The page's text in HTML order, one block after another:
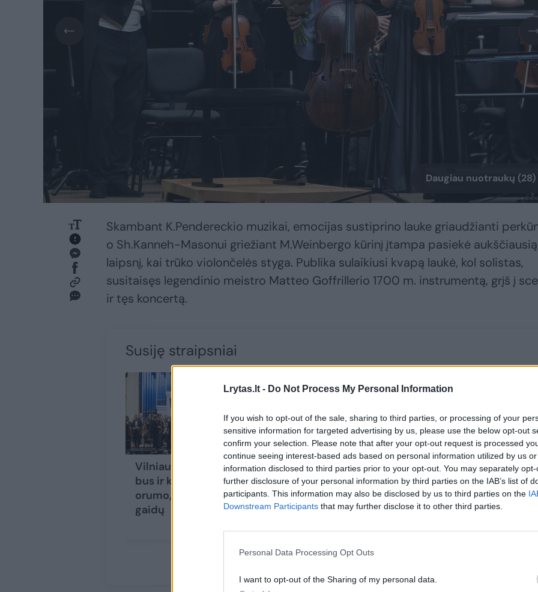
Lrytas.lt - Do Not Process My Personal Information
If you wish to opt-out of the sale, sharing to third parties, or processing of your
sensitive information for targeted advertising by us, please use the below opt-out
confirm your selection. Please note that after your opt-out request is processed
continue seeing interest-based ads based on personal information utilized by us
information disclosed to third parties prior to your opt-out. You may separately
further disclosure of your personal information by third parties on the IAB’s list of
participants. This information may also be disclosed by us to third parties on the
Downstream Participants that may further disclose it to other third parties.
Personal Data Processing Opt Outs
I want to opt-out of the Sharing of my personal data.
Daugiau nuotraukų (28)
Skambant K.Pendereckio muzikai, emocijas sustiprino lauke griaudžianti
o Sh.Kanneh-Masonui griežiant M.Weinbergo kūrinį įtampa pasiekė aukščiausią
laipsnį, kai trūko violončelės styga. Publika sulaikiusi kvapą laukė, kol solistas,
susitaisęs legendinio meistro Matteo Goffrillerio 1700 m. instrumentą, grįš į
ir tęs koncertą.
Susiję straipsniai
Vilniaus festivalyje
bus ir karališko
orumo, ir vilties
gaidų
Vilniaus festivalio
rengėja Rūta
Prusevičienė tiki:
renginių jūroje
Dirigento Roberto
Šerveniko
muzikinės
bičiulystės
į